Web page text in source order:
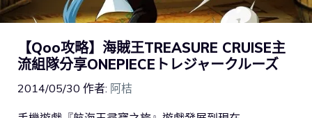
【Qoo攻略】海賊王TREASURE CRUISE主
流組隊分享ONEPIECEトレジャークルーズ
2014/05/30 作者: 阿桔